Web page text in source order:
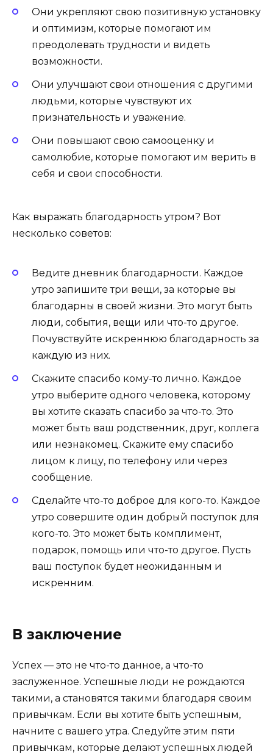
Они укрепляют свою позитивную установку
и оптимизм, которые помогают им
преодолевать трудности и видеть
возможности.
Они улучшают свои отношения с другими
людьми, которые чувствуют их
признательность и уважение.
Они повышают свою самооценку и
самолюбие, которые помогают им верить в
себя и свои способности.
Как выражать благодарность утром? Вот
несколько советов:
Ведите дневник благодарности. Каждое
утро запишите три вещи, за которые вы
благодарны в своей жизни. Это могут быть
люди, события, вещи или что-то другое.
Почувствуйте искреннюю благодарность за
каждую из них.
Скажите спасибо кому-то лично. Каждое
утро выберите одного человека, которому
вы хотите сказать спасибо за что-то. Это
может быть ваш родственник, друг, коллега
или незнакомец. Скажите ему спасибо
лицом к лицу, по телефону или через
сообщение.
Сделайте что-то доброе для кого-то. Каждое
утро совершите один добрый поступок для
кого-то. Это может быть комплимент,
подарок, помощь или что-то другое. Пусть
ваш поступок будет неожиданным и
искренним.
В заключение
Успех — это не что-то данное, а что-то
заслуженное. Успешные люди не рождаются
такими, а становятся такими благодаря своим
привычкам. Если вы хотите быть успешным,
начните с вашего утра. Следуйте этим пяти
привычкам, которые делают успешных людей